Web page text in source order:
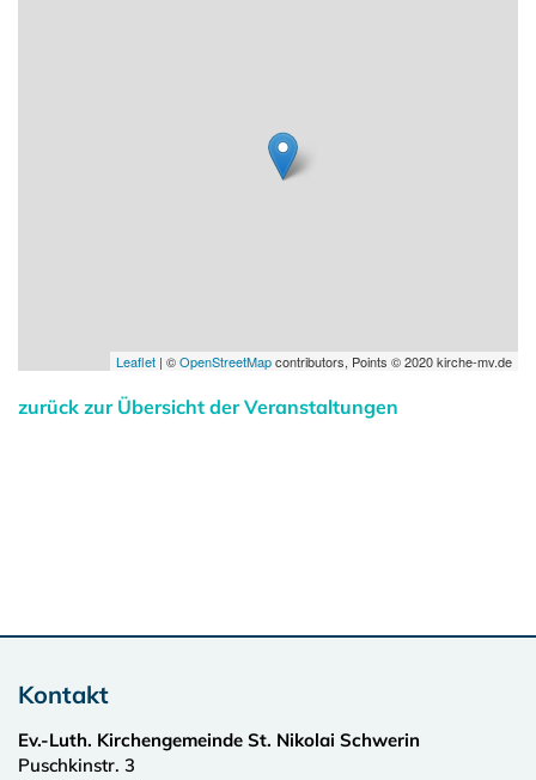
Leaflet | ©OpenStreetMapcontributors, Points © 2020 kirche-mv.de
zurück zur Übersicht der Veranstaltungen
Kontakt
Ev.-Luth. Kirchengemeinde St. Nikolai Schwerin
Puschkinstr. 3